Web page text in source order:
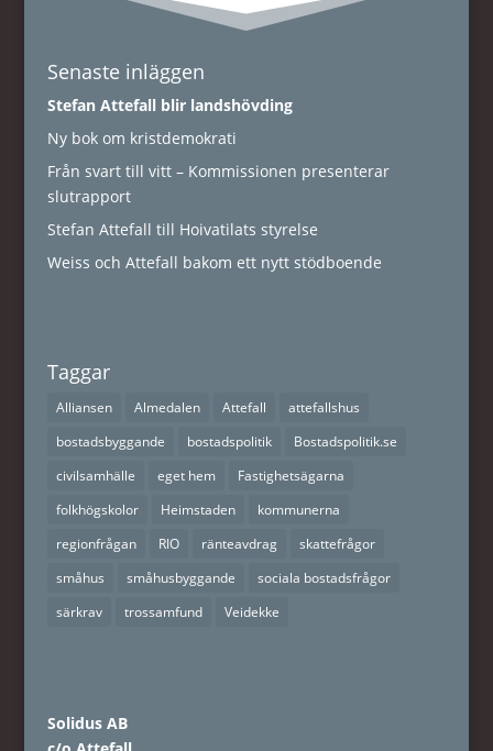
Senaste inläggen
Stefan Attefall blir landshövding
Ny bok om kristdemokrati
Från svart till vitt – Kommissionen presenterar
slutrapport
Stefan Attefall till Hoivatilats styrelse
Weiss och Attefall bakom ett nytt stödboende
Taggar
Alliansen Almedalen Attefall
attefallshus
bostadsbyggande
bostadspolitik
Bostadspolitik.se
civilsamhälle
eget hem
Fastighetsägarna
folkhögskolor
Heimstaden
kommunerna
regionfrågan
RIO ränteavdrag
skattefrågor
småhus
småhusbyggande
sociala bostadsfrågor
särkrav
trossamfund Veidekke
Solidus AB